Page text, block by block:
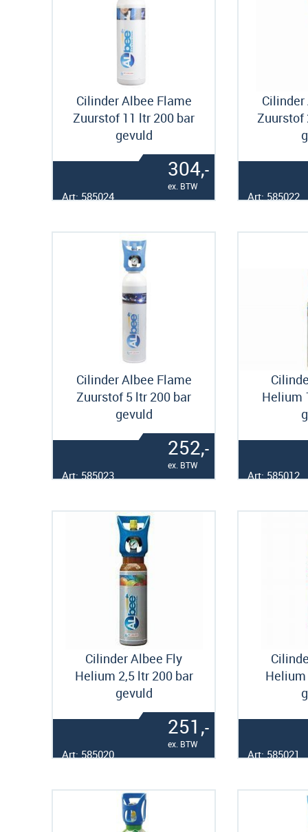
Cilinder Albee Flame
Zuurstof 11 ltr 200 bar
gevuld
304,-
ex. BTW
Art: 585024
Zuurstof
Art: 585022
Cilinder Albee Flame
Zuurstof 5 ltr 200 bar
gevuld
252,-
ex. BTW
Art: 585023
Helium
Art: 585012
Cilinder Albee Fly
Helium 2,5 ltr 200 bar
gevuld
251,-
ex. BTW
Art: 585020
Helium
Art: 585021